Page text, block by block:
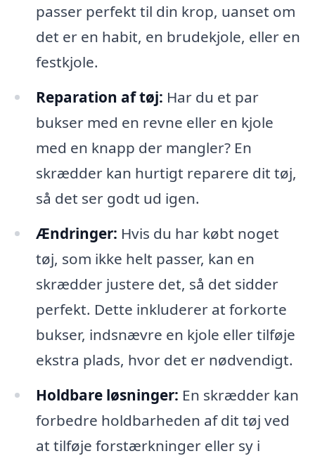
passer perfekt til din krop, uanset om
det er en habit, en brudekjole, eller en
festkjole.
Reparation af tøj: Har du et par
bukser med en revne eller en kjole
med en knapp der mangler? En
skrædder kan hurtigt reparere dit tøj,
så det ser godt ud igen.
Ændringer: Hvis du har købt noget
tøj, som ikke helt passer, kan en
skrædder justere det, så det sidder
perfekt. Dette inkluderer at forkorte
bukser, indsnævre en kjole eller tilføje
ekstra plads, hvor det er nødvendigt.
Holdbare løsninger: En skrædder kan
forbedre holdbarheden af dit tøj ved
at tilføje forstærkninger eller sy i